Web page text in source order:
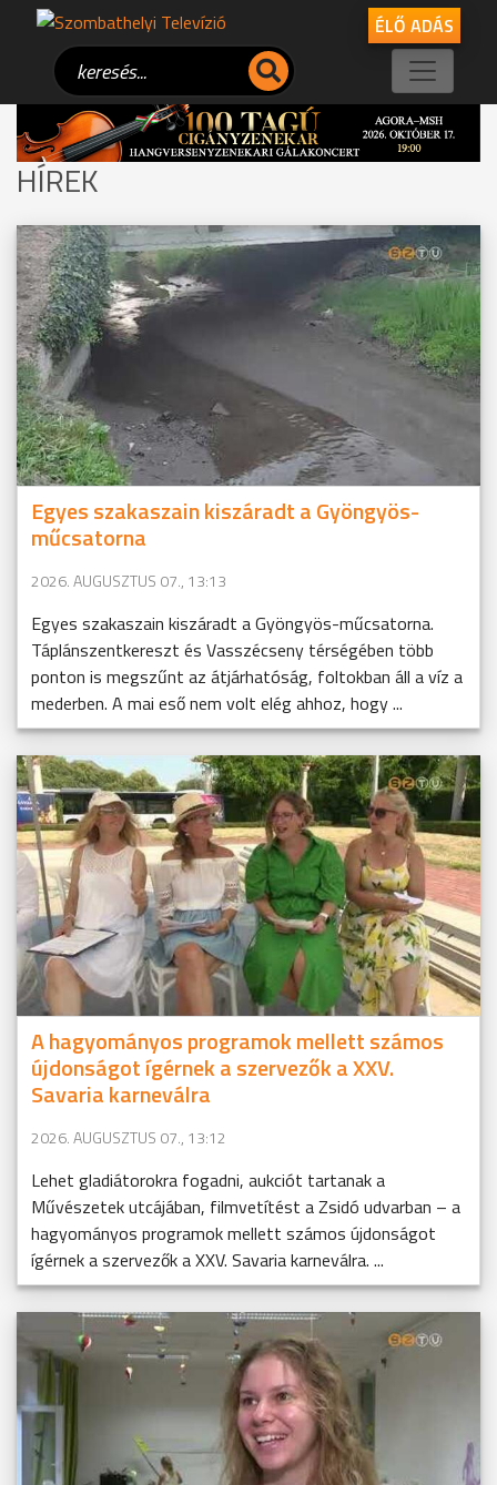
ÉLŐ ADÁS
HÍREK
Egyes szakaszain kiszáradt a Gyöngyös-
műcsatorna
2026. AUGUSZTUS 07., 13:13
Egyes szakaszain kiszáradt a Gyöngyös-műcsatorna.
Táplánszentkereszt és Vasszécseny térségében több
ponton is megszűnt az átjárhatóság, foltokban áll a víz a
mederben. A mai eső nem volt elég ahhoz, hogy ...
A hagyományos programok mellett számos
újdonságot ígérnek a szervezők a XXV.
Savaria karneválra
2026. AUGUSZTUS 07., 13:12
Lehet gladiátorokra fogadni, aukciót tartanak a
Művészetek utcájában, filmvetítést a Zsidó udvarban – a
hagyományos programok mellett számos újdonságot
ígérnek a szervezők a XXV. Savaria karneválra. ...